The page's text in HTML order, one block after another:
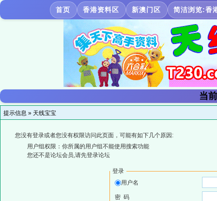
首页 香港资料区 新澳门区 简洁浏览:香
当
提示信息 » 天线宝宝
您没有登录或者您没有权限访问此页面，可能有如下几个原因:
用户组权限：你所属的用户组不能使用搜索功能
您还不是论坛会员,请先登录论坛
登录
用户名
密 码